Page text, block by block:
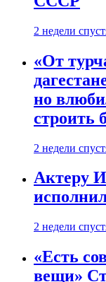
2 недели
«От
но
строить
2 недели
Актеру
2 недели
«Есть
вещи»